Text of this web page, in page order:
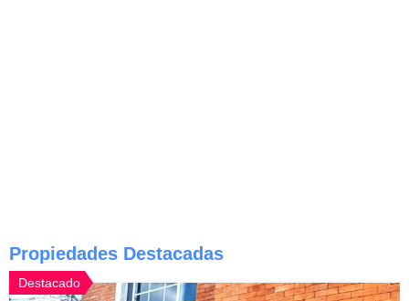
Propiedades Destacadas
Destacado